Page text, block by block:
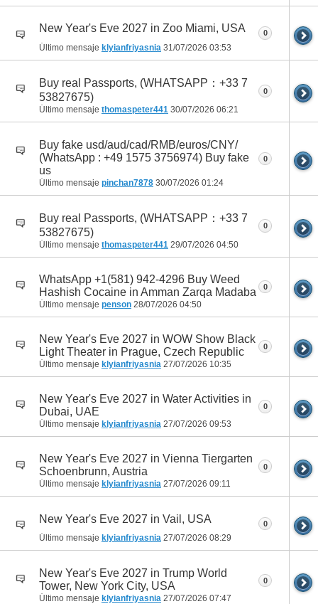
New Year's Eve 2027 in Zoo Miami, USA
Último mensaje klyianfriyasnia 31/07/2026 03:53
0
Buy real Passports, (WHATSAPP：+33 7
53827675)
Último mensaje thomaspeter441 30/07/2026 06:21
0
Buy fake usd/aud/cad/RMB/euros/CNY/
(WhatsApp : +49 1575 3756974) Buy fake
us
Último mensaje pinchan7878 30/07/2026 01:24
0
Buy real Passports, (WHATSAPP：+33 7
53827675)
Último mensaje thomaspeter441 29/07/2026 04:50
0
WhatsApp +1(581) 942-4296 Buy Weed
Hashish Cocaine in Amman Zarqa Madaba
Último mensaje penson 28/07/2026 04:50
0
New Year's Eve 2027 in WOW Show Black
Light Theater in Prague, Czech Republic
Último mensaje klyianfriyasnia 27/07/2026 10:35
0
New Year's Eve 2027 in Water Activities in
Dubai, UAE
Último mensaje klyianfriyasnia 27/07/2026 09:53
0
New Year's Eve 2027 in Vienna Tiergarten
Schoenbrunn, Austria
Último mensaje klyianfriyasnia 27/07/2026 09:11
0
New Year's Eve 2027 in Vail, USA
Último mensaje klyianfriyasnia 27/07/2026 08:29
0
New Year's Eve 2027 in Trump World
Tower, New York City, USA
Último mensaje klyianfriyasnia 27/07/2026 07:47
0